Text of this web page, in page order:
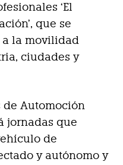
‘El
que se
la movilidad
ciudades y
de Automoción
jornadas que
de
y autónomo y